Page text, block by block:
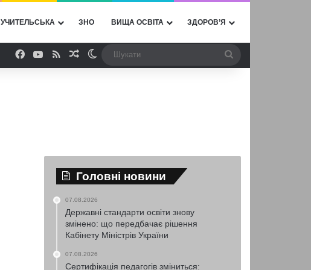
УЧИТЕЛЬСЬКА ЗНО ВИЩА ОСВІТА ЗДОРОВ’Я
Facebook
YouTube
RSSВипадкова стаття
Switch skin
Головні новини
07.08.2026
Державні стандарти освіти знову
змінено: що передбачає рішення
Кабінету Міністрів України
07.08.2026
Сертифікація педагогів зміниться: